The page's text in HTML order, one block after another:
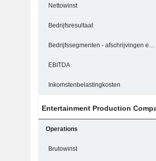
Nettowinst
Bedrijfsresultaat
Bedrijfssegmenten - afschrijvingen en waardeverminderingen
EBITDA
Inkomstenbelastingkosten
Entertainment Production
Operations
Brutowinst